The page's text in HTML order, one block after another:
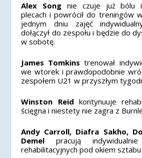
Alex Song nie czuje już bólu
plecach i powrócił do treningów
jednym dniu zajęć
dołączył do zespołu i będzie do
w sobotę.
James Tomkins trenował
we wtorek i prawdopodobnie
zespołem U21 w przyszłym
Winston Reid kontynuuje
ścięgna i niestety nie zagra z
Andy Carroll, Diafra Sakho,
Demel pracują
rehabilitacyjnych pod okiem